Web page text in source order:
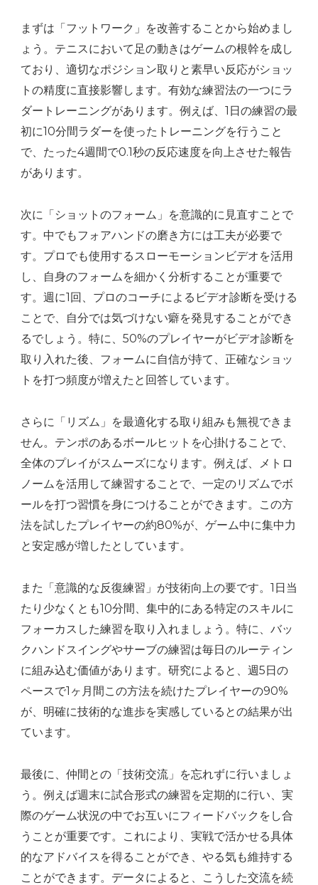
まずは「フットワーク」を改善することから始めまし
ょう。テニスにおいて足の動きはゲームの根幹を成し
ており、適切なポジション取りと素早い反応がショッ
トの精度に直接影響します。有効な練習法の一つにラ
ダートレーニングがあります。例えば、1日の練習の最
初に10分間ラダーを使ったトレーニングを行うこと
で、たった4週間で0.1秒の反応速度を向上させた報告
があります。
次に「ショットのフォーム」を意識的に見直すことで
す。中でもフォアハンドの磨き方には工夫が必要で
す。プロでも使用するスローモーションビデオを活用
し、自身のフォームを細かく分析することが重要で
す。週に1回、プロのコーチによるビデオ診断を受ける
ことで、自分では気づけない癖を発見することができ
るでしょう。特に、50%のプレイヤーがビデオ診断を
取り入れた後、フォームに自信が持て、正確なショッ
トを打つ頻度が増えたと回答しています。
さらに「リズム」を最適化する取り組みも無視できま
せん。テンポのあるボールヒットを心掛けることで、
全体のプレイがスムーズになります。例えば、メトロ
ノームを活用して練習することで、一定のリズムでボ
ールを打つ習慣を身につけることができます。この方
法を試したプレイヤーの約80%が、ゲーム中に集中力
と安定感が増したとしています。
また「意識的な反復練習」が技術向上の要です。1日当
たり少なくとも10分間、集中的にある特定のスキルに
フォーカスした練習を取り入れましょう。特に、バッ
クハンドスイングやサーブの練習は毎日のルーティン
に組み込む価値があります。研究によると、週5日の
ペースで1ヶ月間この方法を続けたプレイヤーの90%
が、明確に技術的な進歩を実感しているとの結果が出
ています。
最後に、仲間との「技術交流」を忘れずに行いましょ
う。例えば週末に試合形式の練習を定期的に行い、実
際のゲーム状況の中でお互いにフィードバックをし合
うことが重要です。これにより、実戦で活かせる具体
的なアドバイスを得ることができ、やる気も維持する
ことができます。データによると、こうした交流を続